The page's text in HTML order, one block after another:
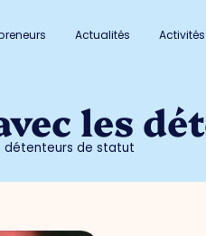
Actualités Activités
les
détenteurs de statut